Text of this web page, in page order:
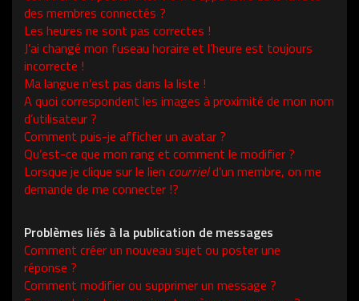
des membres connectés ?
Les heures ne sont pas correctes !
J’ai changé mon fuseau horaire et l’heure est toujours
incorrecte !
Ma langue n’est pas dans la liste !
A quoi correspondent les images à proximité de mon nom
d’utilisateur ?
Comment puis-je afficher un avatar ?
Qu’est-ce que mon rang et comment le modifier ?
Lorsque je clique sur le lien courrield’un membre, on me
demande de me connecter !?
Problèmes liés à la publication de messages
Comment créer un nouveau sujet ou poster une
réponse ?
Comment modifier ou supprimer un message ?